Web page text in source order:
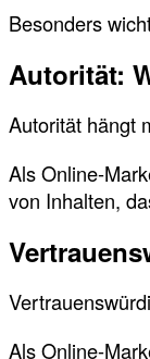
Besonders
Autorität:
Autorität hängt
Als Online-
von Inhalten,
Als Online-